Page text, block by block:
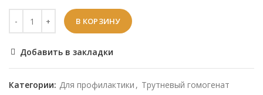
В КОРЗИНУ
Добавить в закладки
Категории: Для профилактики , Трутневый гомогенат